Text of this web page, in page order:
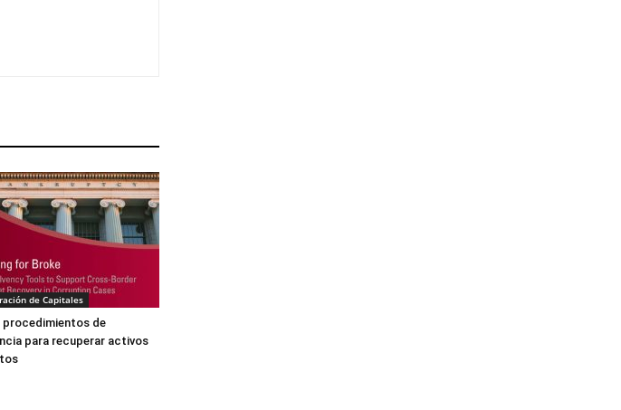
de Capitales
procedimientos de
para recuperar activos